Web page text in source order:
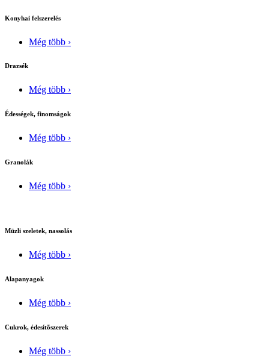
Konyhai felszerelés
Még több ›
Drazsék
Még több ›
Édességek, finomságok
Még több ›
Granolák
Még több ›
Müzli szeletek, nassolás
Még több ›
Alapanyagok
Még több ›
Cukrok, édesítõszerek
Még több ›